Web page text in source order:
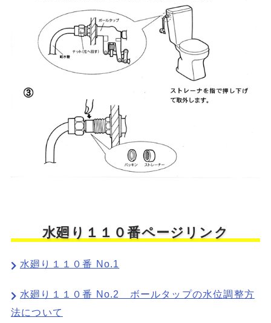
水廻り１１０番ページリンク
水廻り１１０番 No.1
水廻り１１０番 No.2 ボールタップの水位調整方
法について